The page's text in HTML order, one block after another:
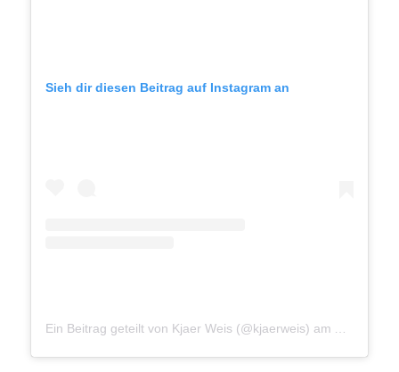
Sieh dir diesen Beitrag auf Instagram an
Ein Beitrag geteilt von Kjaer Weis (@kjaerweis) am Apr 10,